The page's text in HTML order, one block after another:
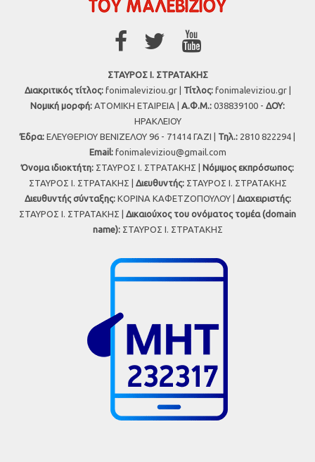
ΣΤΑΥΡΟΣ Ι. ΣΤΡΑΤΑΚΗΣ
Διακριτικός τίτλος:fonimaleviziou.gr | Τίτλος:fonimaleviziou.gr |
Νομική μορφή: ΑΤΟΜΙΚΗ ΕΤΑΙΡΕΙΑ | Α.Φ.Μ.: 038839100 - ΔΟΥ:
ΗΡΑΚΛΕΙΟΥ
Έδρα: ΕΛΕΥΘΕΡΙΟΥ ΒΕΝΙΖΕΛΟΥ 96 - 71414 ΓΑΖΙ | Τηλ.: 2810 822294 |
Εmail: fonimaleviziou@gmail.com
Όνομα ιδιοκτήτη: ΣΤΑΥΡΟΣ Ι. ΣΤΡΑΤΑΚΗΣ | Νόμιμος εκπρόσωπος:
ΣΤΑΥΡΟΣ Ι. ΣΤΡΑΤΑΚΗΣ | Διευθυντής:ΣΤΑΥΡΟΣ Ι. ΣΤΡΑΤΑΚΗΣ
Διευθυντής σύνταξης:ΚΟΡΙΝΑ ΚΑΦΕΤΖΟΠΟΥΛΟΥ | Διαχειριστής:
ΣΤΑΥΡΟΣ Ι. ΣΤΡΑΤΑΚΗΣ | Δικαιούχος του ονόματος τομέα (domain
name):ΣΤΑΥΡΟΣ Ι. ΣΤΡΑΤΑΚΗΣ